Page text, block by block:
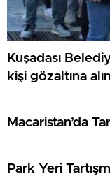
Kuşadası
kişi gözaltına
Macaristan’da
Park Yeri